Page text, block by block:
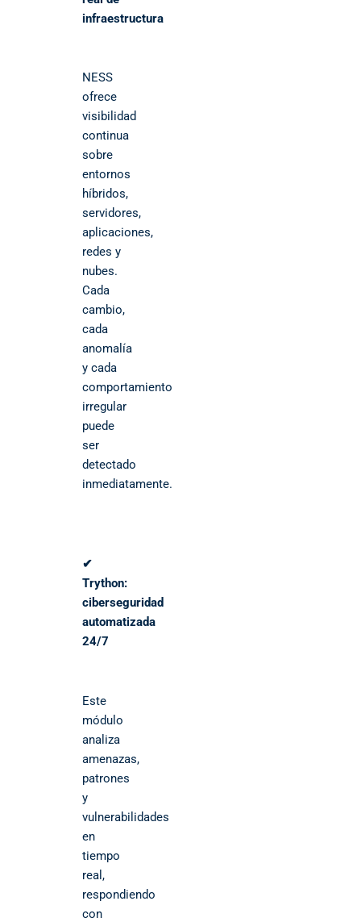
infraestructura
NESS
ofrece
visibilidad
continua
sobre
entornos
híbridos,
servidores,
aplicaciones,
redes y
nubes.
Cada
cambio,
cada
anomalía
y cada
comportamiento
irregular
puede
ser
detectado
inmediatamente.
✔
Trython:
ciberseguridad
automatizada
24/7
Este
módulo
analiza
amenazas,
patrones
y
vulnerabilidades
en
tiempo
real,
respondiendo
con